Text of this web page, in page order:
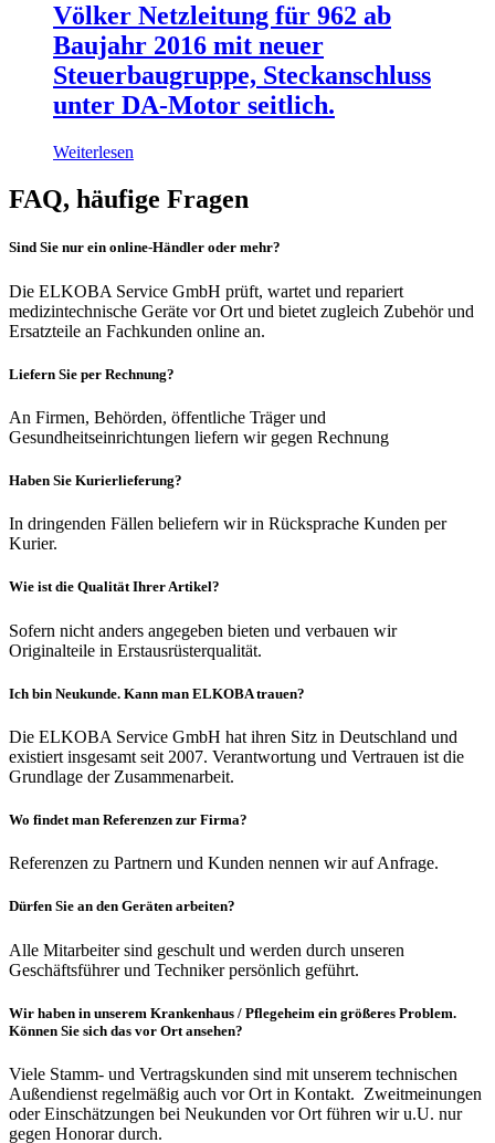
Völker Netzleitung für 962 ab
Baujahr 2016 mit neuer
Steuerbaugruppe, Steckanschluss
unter DA-Motor seitlich.
Weiterlesen
FAQ, häufige Fragen
Sind Sie nur ein online-Händler oder mehr?
Die ELKOBA Service GmbH prüft, wartet und repariert
medizintechnische Geräte vor Ort und bietet zugleich Zubehör und
Ersatzteile an Fachkunden online an.
Liefern Sie per Rechnung?
An Firmen, Behörden, öffentliche Träger und
Gesundheitseinrichtungen liefern wir gegen Rechnung
Haben Sie Kurierlieferung?
In dringenden Fällen beliefern wir in Rücksprache Kunden per
Kurier.
Wie ist die Qualität Ihrer Artikel?
Sofern nicht anders angegeben bieten und verbauen wir
Originalteile in Erstausrüsterqualität.
Ich bin Neukunde. Kann man ELKOBA trauen?
Die ELKOBA Service GmbH hat ihren Sitz in Deutschland und
existiert insgesamt seit 2007. Verantwortung und Vertrauen ist die
Grundlage der Zusammenarbeit.
Wo findet man Referenzen zur Firma?
Referenzen zu Partnern und Kunden nennen wir auf Anfrage.
Dürfen Sie an den Geräten arbeiten?
Alle Mitarbeiter sind geschult und werden durch unseren
Geschäftsführer und Techniker persönlich geführt.
Wir haben in unserem Krankenhaus / Pflegeheim ein größeres Problem.
Können Sie sich das vor Ort ansehen?
Viele Stamm- und Vertragskunden sind mit unserem technischen
Außendienst regelmäßig auch vor Ort in Kontakt. Zweitmeinungen
oder Einschätzungen bei Neukunden vor Ort führen wir u.U. nur
gegen Honorar durch.